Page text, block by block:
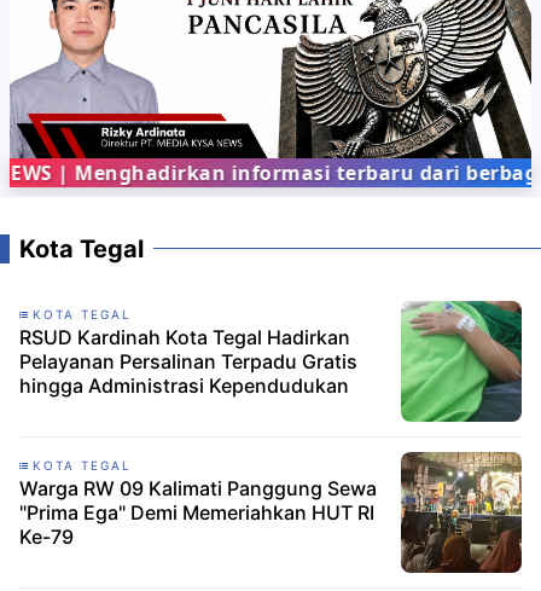
| Menghadirkan informasi terbaru dari
Kota Tegal
KOTA TEGAL
RSUD Kardinah Kota Tegal Hadirkan
Pelayanan Persalinan Terpadu Gratis
hingga Administrasi Kependudukan
KOTA TEGAL
Warga RW 09 Kalimati Panggung Sewa
"Prima Ega" Demi Memeriahkan HUT RI
Ke-79